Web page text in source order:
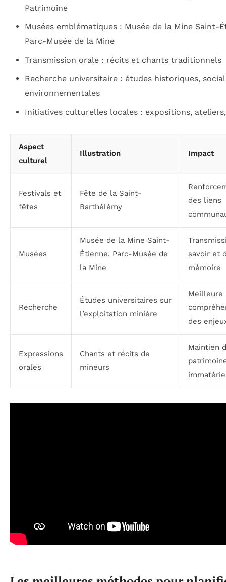
Patrimoine
Musées emblématiques : Musée de la Mine Saint-
Parc-Musée de la Mine
Transmission orale : récits et chants traditionnels
Recherche universitaire : études historiques,
environnementales
Initiatives culturelles locales : expositions,
Aspect
culturel
Illustration Impact
Festivals et
fêtes
Fête de la Saint-
Barthélémy
des liens
Musées
Musée de la Mine Saint-
Étienne, Parc-Musée de
la Mine
savoir et
mémoire
Recherche
Études universitaires sur
l’exploitation minière
Meilleure
des
Expressions
orales
Chants et récits de
mineurs
Maintien